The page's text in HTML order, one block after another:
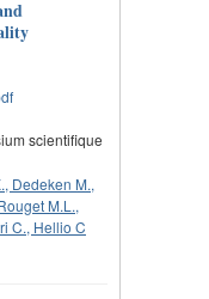
scientifique
Dedeken M.,
M.L.,
C., Hellio C